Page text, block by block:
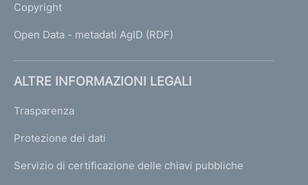
Copyright
Open Data - metadati AgID (RDF)
ALTRE INFORMAZIONI LEGALI
Trasparenza
Protezione dei dati
Servizio di certificazione delle chiavi pubbliche